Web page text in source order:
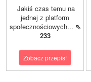
Jakiś czas temu na
jednej z platform
społecznościowych... ⇖
233
Zobacz przepis!